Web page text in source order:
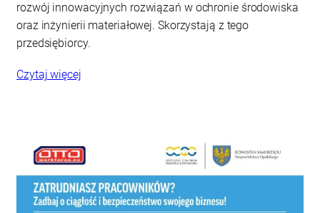
rozwój innowacyjnych rozwiązań w ochronie środowiska
oraz inżynierii materiałowej. Skorzystają z tego
przedsiębiorcy.
Czytaj więcej